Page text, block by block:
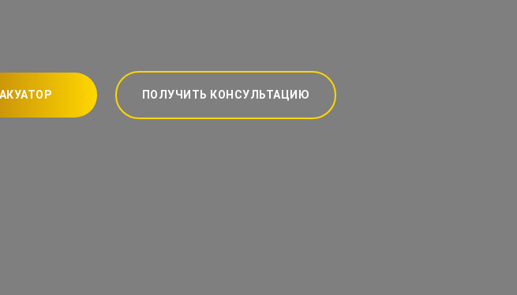
ПОЛУЧИТЬ КОНСУЛЬТАЦИЮ